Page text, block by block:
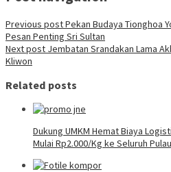
Previous postPekan Budaya Tionghoa
Pesan Penting Sri Sultan
Next post Jembatan Srandakan Lama
Kliwon
Related posts
Dukung UMKM Hemat Biaya
Mulai Rp2.000/Kg ke Seluruh